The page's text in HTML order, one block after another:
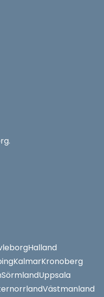
Halland
KalmarKronoberg
SörmlandUppsala
Västmanland